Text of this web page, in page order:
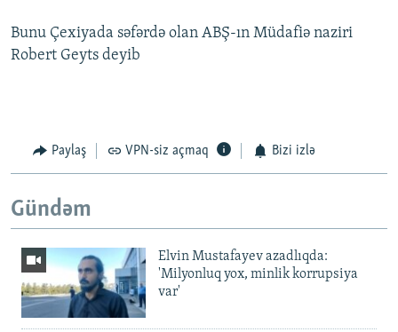
Bunu Çexiyada səfərdə olan ABŞ-ın Müdafiə naziri
Robert Geyts deyib
Paylaş VPN-siz açmaq Bizi izlə
Gündəm
Elvin Mustafayev azadlıqda:
'Milyonluq yox, minlik korrupsiya
var'